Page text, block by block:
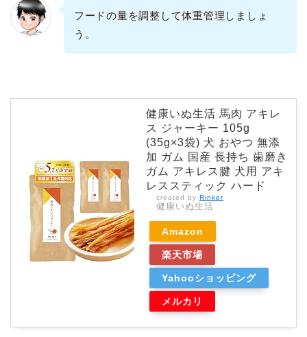
フードの量を調整して体重管理しましょ
う。
健康いぬ生活 馬肉 アキレ
ス ジャーキー 105g
(35g×3袋) 犬 おやつ 無添
加 ガム 国産 長持ち 歯磨き
ガム アキレス腱 犬用 アキ
レススティック ハード
created by Rinker
健康いぬ生活
Amazon
楽天市場
Yahooショッピング
メルカリ